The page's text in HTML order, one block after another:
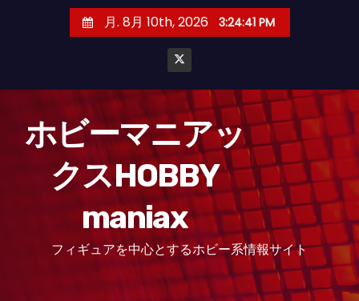
月. 8月 10th, 2026 3:24:42 PM
ホビーマニアッ
クスHOBBY
maniax
フィギュアを中心とするホビー系情報サイト